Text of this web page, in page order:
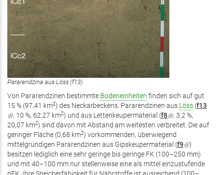
Pararendzina aus Löss (f13)
Von Pararendzinen bestimmte Bodeneinheiten finden sich auf gut
15 % (97,41 km2) des Neckarbeckens. Pararendzinen aus Löss (f13
(Link
ist
extern)
, 10 %, 62,27 km2) und aus Lettenkeupermaterial (f8(Link
ist
extern)
, 3,2 %,
20,07 km2) sind davon mit Abstand am weitesten verbreitet. Die auf
geringer Fläche (0,68 km2) vorkommenden, überwiegend
mittelgründigen Pararendzinen aus Gipskeupermaterial (f9(Link
ist
extern)
)
besitzen lediglich eine sehr geringe bis geringe FK (100–250 mm)
und mit 40–100 mm nur stellenweise eine als mittel einzustufende